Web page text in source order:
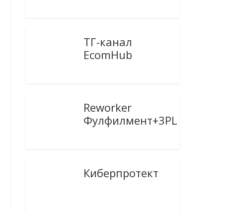
ТГ-канал
EcomHub
Reworker
Фулфилмент+3PL
Киберпротект